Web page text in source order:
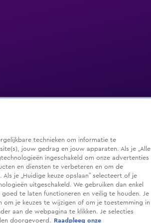
technieken om informatie te
jouw gedrag en jouw apparaten. Als je „Alle
ingeschakeld om onze advertenties
en diensten te verbeteren en om de
je „Huidige keuze opslaan” selecteert of je
uitgeschakeld. We gebruiken dan enkel
te laten functioneren en veilig te houden. Je
je keuzes te wijzigen of om je toestemming in
aan de webpagina te klikken. Je selecties
doorgevoerd.
Raadpleeg onze